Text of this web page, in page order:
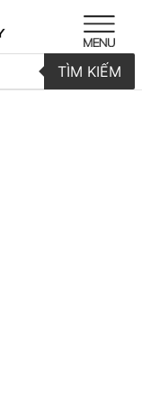
TÌM KIẾM